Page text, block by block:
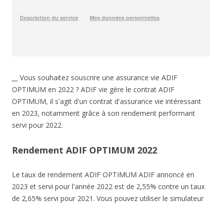
__ Vous souhaitez souscrire une assurance vie ADIF
OPTIMUM en 2022 ? ADIF vie gère le contrat ADIF
OPTIMUM, il s'agit d'un contrat d'assurance vie intéressant
en 2023, notamment grâce à son rendement performant
servi pour 2022.
Rendement ADIF OPTIMUM 2022
Le taux de rendement ADIF OPTIMUM ADIF annoncé en
2023 et servi pour l'année 2022 est de 2,55% contre un taux
de 2,65% servi pour 2021. Vous pouvez utiliser le simulateur